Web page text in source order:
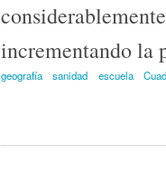
incrementando la
geografía sanidad escuela